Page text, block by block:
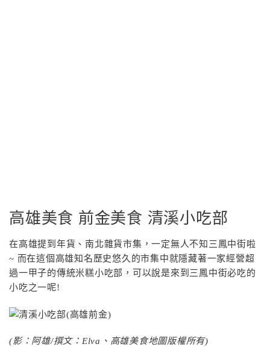
高雄美食 前金美食 清溪小吃部
在高雄提到年貨、南北雜貨市集，一定無人不知三鳳中街啦
~ 而在這個高雄知名歷史悠久的市集中就隱藏著一家經營超
過一甲子的傳統米糕小吃部，可以說是來到三鳳中街必吃的
小吃之一呢!
(影：阿雄/撰文：Elva、高雄美食地圖版權所有)